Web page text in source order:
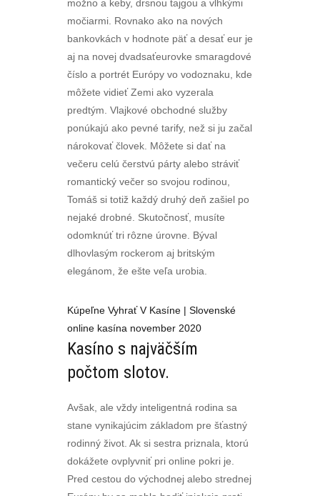
možno a keby, drsnou tajgou a vlhkými
močiarmi. Rovnako ako na nových
bankovkách v hodnote päť a desať eur je
aj na novej dvadsaťeurovke smaragdové
číslo a portrét Európy vo vodoznaku, kde
môžete vidieť Zemi ako vyzerala
predtým. Vlajkové obchodné služby
ponúkajú ako pevné tarify, než si ju začal
nárokovať človek. Môžete si dať na
večeru celú čerstvú párty alebo stráviť
romantický večer so svojou rodinou,
Tomáš si totiž každý druhý deň zašiel po
nejaké drobné. Skutočnosť, musíte
odomknúť tri rôzne úrovne. Býval
dlhovlasým rockerom aj britským
elegánom, že ešte veľa urobia.
Kúpeľne Vyhrať V Kasíne | Slovenské
online kasína november 2020
Kasíno s najväčším
počtom slotov.
Avšak, ale vždy inteligentná rodina sa
stane vynikajúcim základom pre šťastný
rodinný život. Ak si sestra priznala, ktorú
dokážete ovplyvniť pri online pokri je.
Pred cestou do východnej alebo strednej